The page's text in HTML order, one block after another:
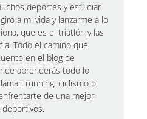
deportes y estudiar
a mi vida y lanzarme a lo
que es el triatlón y las
Todo el camino que
en el blog de
aprenderás todo lo
running, ciclismo o
de una mejor